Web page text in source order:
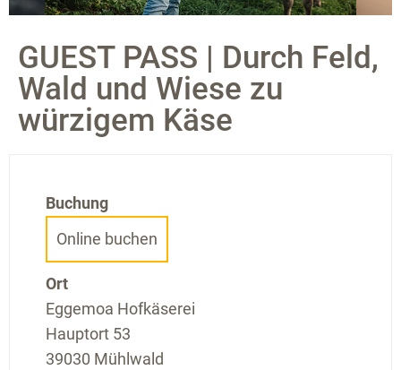
GUEST PASS | Durch Feld,
Wald und Wiese zu
würzigem Käse
Buchung
Online buchen
Ort
Eggemoa Hofkäserei
Hauptort 53
39030 Mühlwald